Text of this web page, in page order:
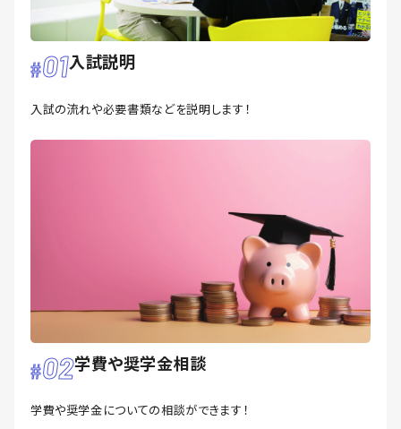
01入試説明
入試の流れや必要書類などを説明します！
02学費や奨学金相談
学費や奨学金についての相談ができます！